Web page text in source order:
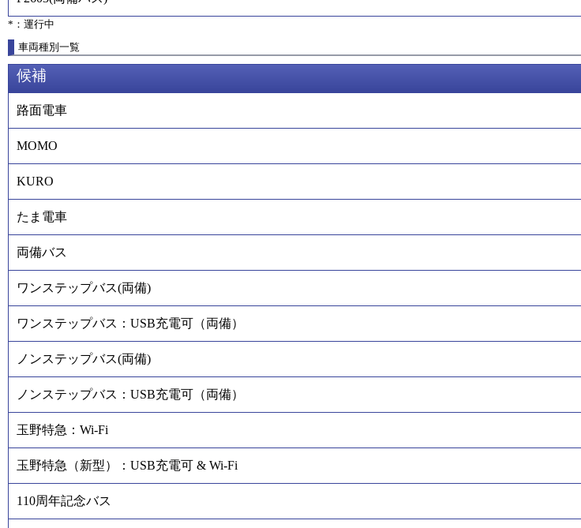
*：運行中
車両種別一覧
候補
路面電車
MOMO
KURO
たま電車
両備バス
ワンステップバス(両備)
ワンステップバス：USB充電可（両備）
ノンステップバス(両備)
ノンステップバス：USB充電可（両備）
玉野特急：Wi-Fi
玉野特急（新型）：USB充電可 & Wi-Fi
110周年記念バス